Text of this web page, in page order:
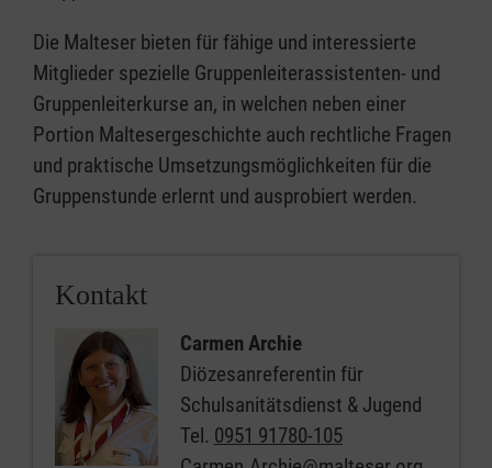
Die Malteser bieten für fähige und interessierte
Mitglieder spezielle Gruppenleiterassistenten- und
Gruppenleiterkurse an, in welchen neben einer
Portion Maltesergeschichte auch rechtliche Fragen
und praktische Umsetzungsmöglichkeiten für die
Gruppenstunde erlernt und ausprobiert werden.
Kontakt
Carmen Archie
Diözesanreferentin für
Schulsanitätsdienst & Jugend
Tel. 0951 91780-105